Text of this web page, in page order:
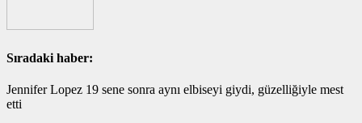
Sıradaki haber:
Jennifer Lopez 19 sene sonra aynı elbiseyi giydi, güzelliğiyle mest
etti